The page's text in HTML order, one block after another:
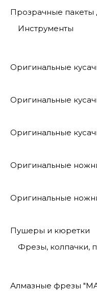
Прозрачные пакеты
Инструменты
Оригинальные
Оригинальные
Оригинальные
Оригинальные
Оригинальные
Пушеры и кюретки
Фрезы, колпачки,
Алмазные фрезы